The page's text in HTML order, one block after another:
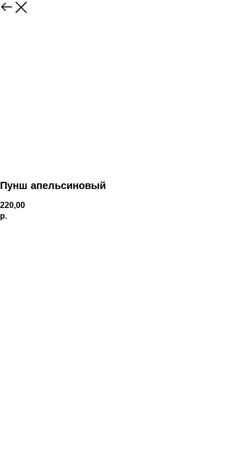
Пунш апельсиновый
220,00
р.